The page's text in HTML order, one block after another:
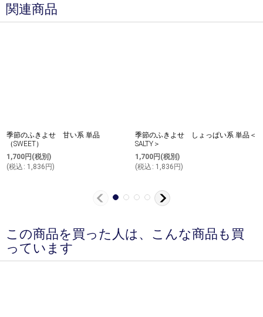
関連商品
季節のふきよせ 甘い系 単品
（SWEET）
1,700円(税別)
(税込 : 1,836円)
季節のふきよせ しょっぱい系 単品＜
SALTY＞
1,700円(税別)
(税込 : 1,836円)
この商品を買った人は、こんな商品も買
っています